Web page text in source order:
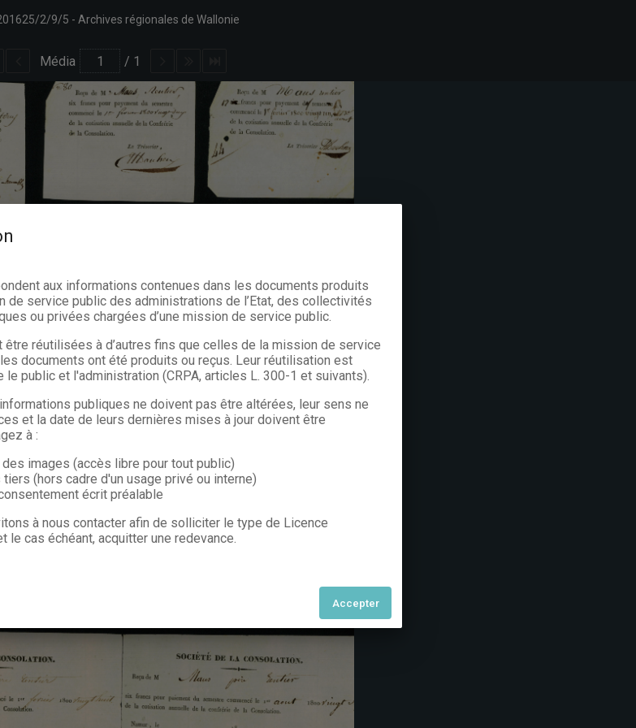
2/9/5 Archives régionales de Wallonie
Média / 1
aux informations contenues dans les documents produits
de service public des administrations de l’Etat, des collectivités
ou privées chargées d’une mission de service public.
réutilisées à d’autres fins que celles de la mission de service
documents ont été produits ou reçus. Leur réutilisation est
public et l'administration (CRPA, articles L. 300-1 et suivants).
publiques ne doivent pas être altérées, leur sens ne
et la date de leurs dernières mises à jour doivent être
à :
images (accès libre pour tout public)
(hors cadre d'un usage privé ou interne)
écrit préalable
à nous contacter afin de solliciter le type de Licence
cas échéant, acquitter une redevance.